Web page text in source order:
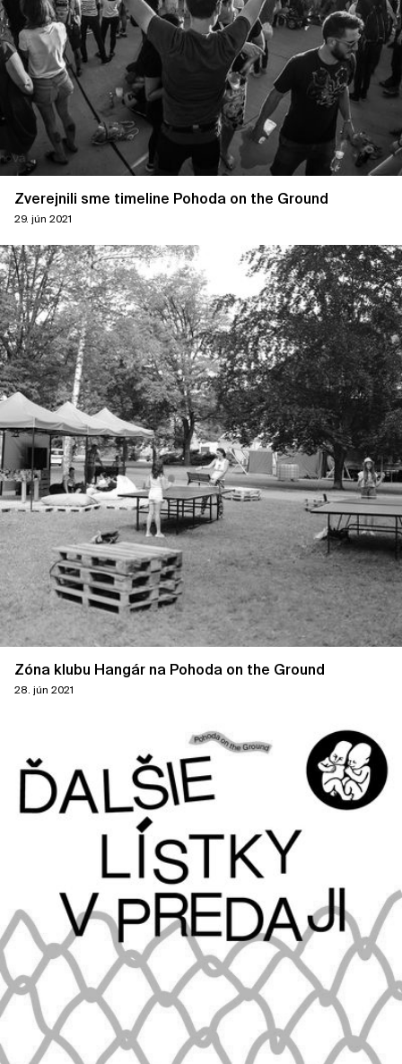
Zverejnili sme timeline Pohoda on the Ground
29. jún 2021
Zóna klubu Hangár na Pohoda on the Ground
28. jún 2021